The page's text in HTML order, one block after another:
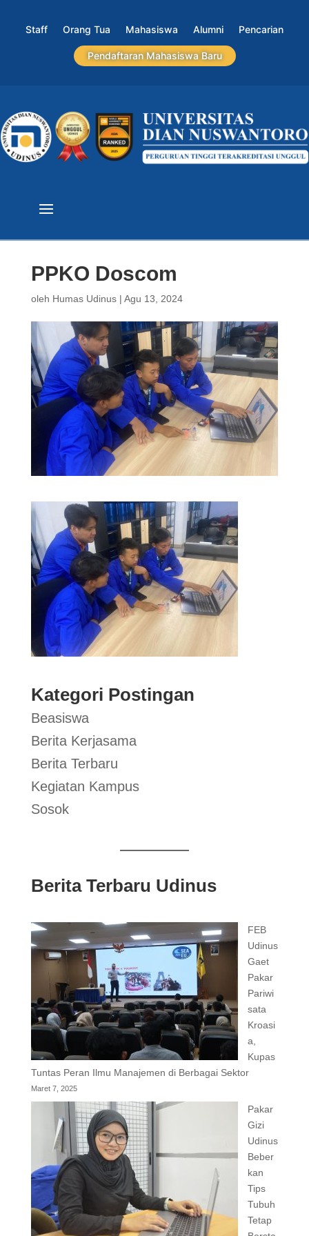
Staff Orang Tua Mahasiswa Alumni Pencarian
Pendaftaran Mahasiswa Baru
PPKO Doscom
oleh Humas Udinus| Agu 13, 2024
Kategori Postingan
Beasiswa
Berita Kerjasama
Berita Terbaru
Kegiatan Kampus
Sosok
Berita Terbaru Udinus
FEB
Udinus
Gaet
Pakar
Pariwi
sata
Kroasi
a,
Kupas
Tuntas Peran Ilmu Manajemen di Berbagai Sektor
Maret 7, 2025
Pakar
Gizi
Udinus
Beber
kan
Tips
Tubuh
Tetap